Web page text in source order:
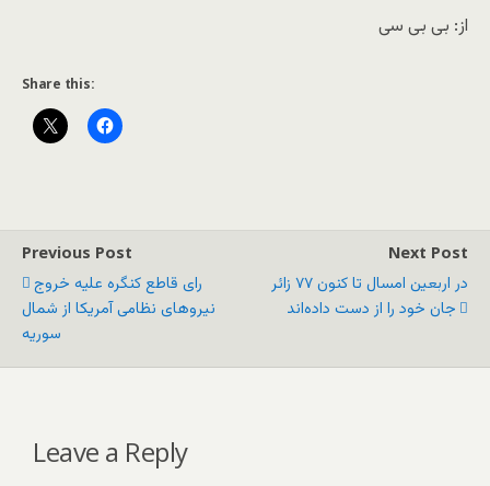
از: بی بی سی
Share this:
Previous Post
رای قاطع کنگره علیه خروج
نیروهای نظامی آمریکا از شمال
سوریه
Next Post
در اربعین امسال تا کنون ۷۷ زائر
جان خود را از دست داده‌اند
Leave a Reply